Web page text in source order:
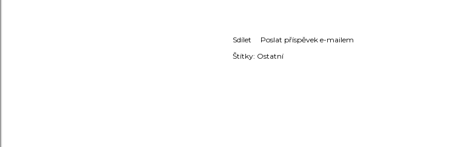
Sdílet
Poslat příspěvek e-mailem
Štítky: Ostatní